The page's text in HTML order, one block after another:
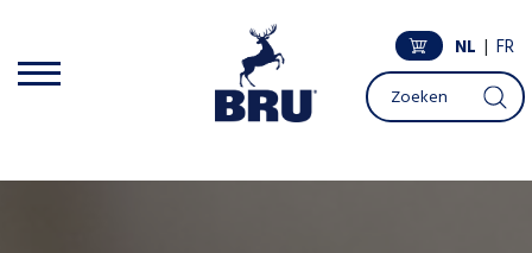
NL | FR